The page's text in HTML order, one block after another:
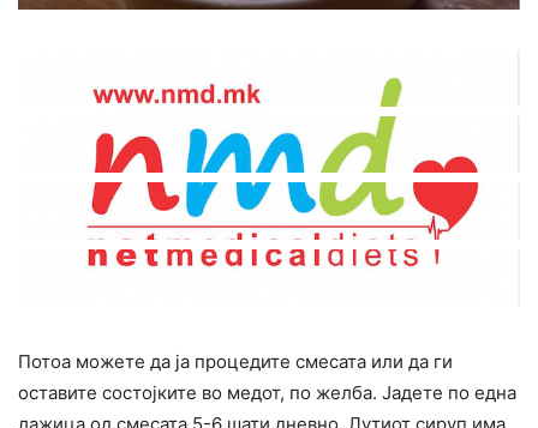
Потоа можете да ја процедите смесата или да ги
оставите состојките во медот, по желба. Јадете по една